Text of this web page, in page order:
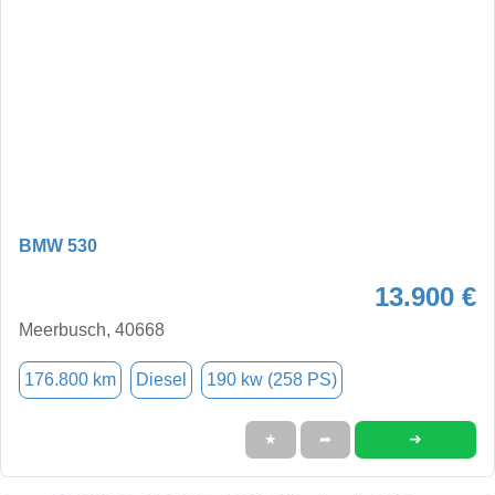
BMW 530
13.900 €
Meerbusch, 40668
176.800 km Diesel 190 kw (258 PS)
★ ➦ ➜